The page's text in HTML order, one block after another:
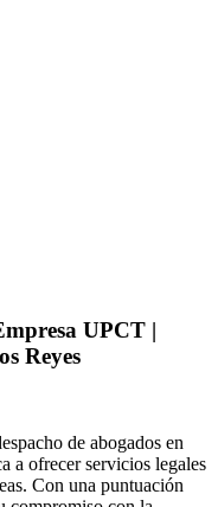
UPCT |
Reyes
de abogados en
a ofrecer servicios legales
Con una puntuación